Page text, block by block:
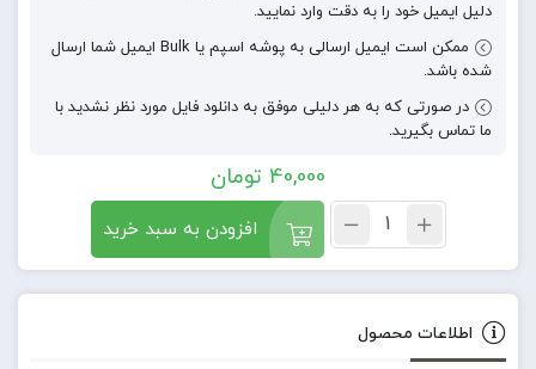
دلیل ایمیل خود را به دقت وارد نمایید.
ممکن است ایمیل ارسالی به پوشه اسپم یا Bulk ایمیل شما ارسال
شده باشد.
در صورتی که به هر دلیلی موفق به دانلود فایل مورد نظر نشدید با
ما تماس بگیرید.
40,000 تومان
افزودن به سبد خرید
اطلاعات محصول